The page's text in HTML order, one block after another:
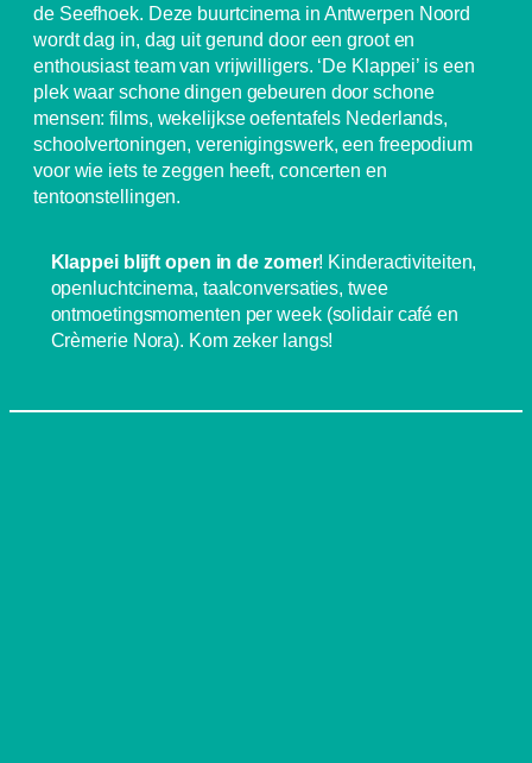
de Seefhoek. Deze buurtcinema in Antwerpen Noord
wordt dag in, dag uit gerund door een groot en
enthousiast team van vrijwilligers. ‘De Klappei’ is een
plek waar schone dingen gebeuren door schone
mensen: films, wekelijkse oefentafels Nederlands,
schoolvertoningen, verenigingswerk, een freepodium
voor wie iets te zeggen heeft, concerten en
tentoonstellingen.
Klappei blijft open in de zomer! Kinderactiviteiten,
openluchtcinema, taalconversaties, twee
ontmoetingsmomenten per week (solidair café en
Crèmerie Nora). Kom zeker langs!